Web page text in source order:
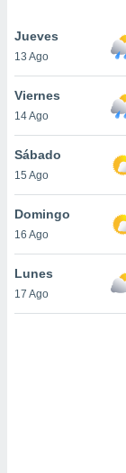
aceptar
de
sitio
En
sean
el sitio
ni para
o
Jueves
13 Ago
Viernes
14 Ago
Sábado
15 Ago
Domingo
16 Ago
Lunes
17 Ago